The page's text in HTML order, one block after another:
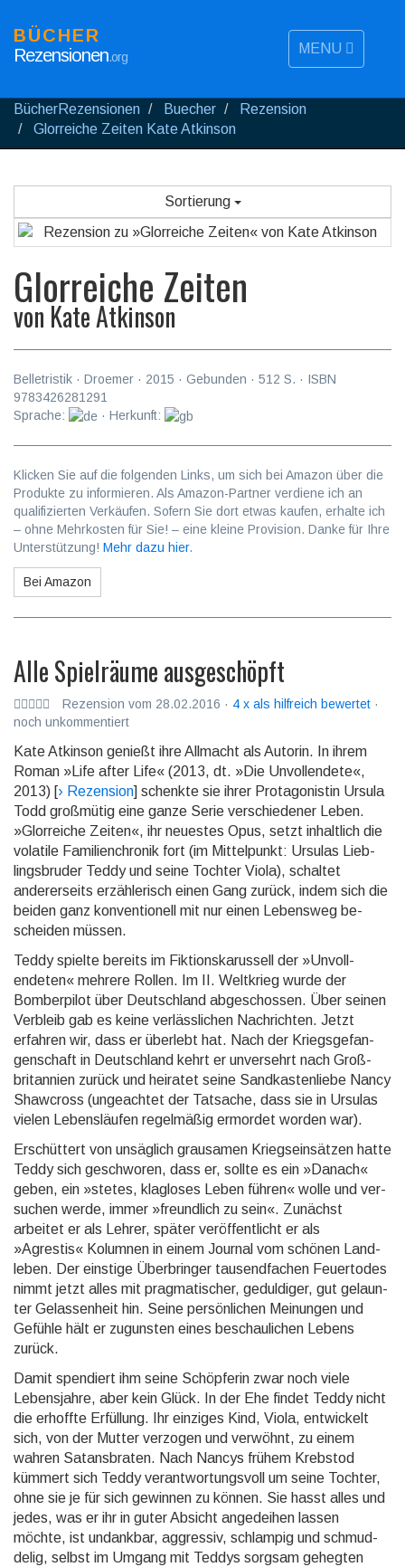
MENU
BÜCHER
Rezensionen.org
BücherRezensionen Buecher
Rezension
Glorreiche Zeiten Kate Atkinson
Sortierung
Glorreiche Zeiten
von Kate Atkinson
Belletristik · Droemer · 2015 · Gebunden · 512 S. · ISBN
9783426281291
Sprache:
· Herkunft:
Klicken Sie auf die folgenden Links, um sich bei Amazon über die
Produkte zu informieren. Als Amazon-Partner verdiene ich an
qualifizierten Verkäufen. Sofern Sie dort etwas kaufen, erhalte ich
– ohne Mehrkosten für Sie! – eine kleine Provision. Danke für Ihre
Unterstützung! Mehr dazu hier.
Bei Amazon
Alle Spielräume ausgeschöpft
Rezension vom 28.02.2016 · 4 x als hilfreich bewertet ·
noch unkommentiert
Kate Atkinson genießt ihre Allmacht als Autorin. In ihrem
Roman »Life after Life« (2013, dt. »Die Un­voll­endete«,
2013) [› Rezension] schenkte sie ihrer Prota­gonis­tin Ursula
Todd großmütig eine ganze Serie verschie­dener Leben.
»Glor­reiche Zeiten«, ihr neuestes Opus, setzt inhalt­lich die
volatile Fami­lien­chronik fort (im Mittel­punkt: Ursulas Lieb­
lings­bruder Teddy und seine Tochter Viola), schaltet
anderer­seits erzäh­lerisch einen Gang zurück, indem sich die
beiden ganz kon­ven­tio­nell mit nur einen Lebens­weg be­
schei­den müssen.
Teddy spielte bereits im Fiktions­karussell der »Unvoll­
endeten« mehrere Rollen. Im II. Weltkrieg wurde der
Bomber­pilot über Deutsch­land abge­schos­sen. Über seinen
Verbleib gab es keine ver­läss­lichen Nach­rich­ten. Jetzt
erfahren wir, dass er überlebt hat. Nach der Kriegs­gefan­
gen­schaft in Deutsch­land kehrt er un­ver­sehrt nach Groß­
britan­nien zurück und heiratet seine Sand­kasten­liebe Nancy
Shaw­cross (unge­achtet der Tatsache, dass sie in Ursulas
vielen Lebens­läufen regel­mäßig ermordet worden war).
Erschüttert von unsäglich grausamen Kriegseinsätzen hatte
Teddy sich geschworen, dass er, sollte es ein »Danach«
geben, ein »stetes, klag­loses Leben führen« wolle und ver­
suchen werde, immer »freund­lich zu sein«. Zunächst
arbeitet er als Lehrer, später ver­öffent­licht er als
»Agrestis« Kolum­nen in einem Journal vom schönen Land­
leben. Der einstige Über­bringer tausend­fachen Feuer­todes
nimmt jetzt alles mit pragma­tischer, gedul­diger, gut gelaun­
ter Gelas­sen­heit hin. Seine persön­lichen Mei­nungen und
Gefühle hält er zu­guns­ten eines beschau­lichen Lebens
zurück.
Damit spendiert ihm seine Schöpferin zwar noch viele
Lebens­jahre, aber kein Glück. In der Ehe findet Teddy nicht
die erhoffte Erfül­lung. Ihr einziges Kind, Viola, ent­wickelt
sich, von der Mutter ver­zogen und ver­wöhnt, zu einem
wahren Satans­braten. Nach Nancys frühem Krebs­tod
kümmert sich Teddy verant­wor­tungs­voll um seine Tochter,
ohne sie je für sich gewin­nen zu können. Sie hasst alles und
jedes, was er ihr in guter Absicht ange­deihen lassen
möchte, ist un­dank­bar, aggres­siv, schlam­pig und schmud­
delig, selbst im Umgang mit Teddys sorgsam gehegten